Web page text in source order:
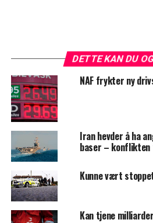
DETTE KAN DU
NAF frykter ny
Iran hevder å ha
baser – konflikten
Kunne vært
Kan tjene